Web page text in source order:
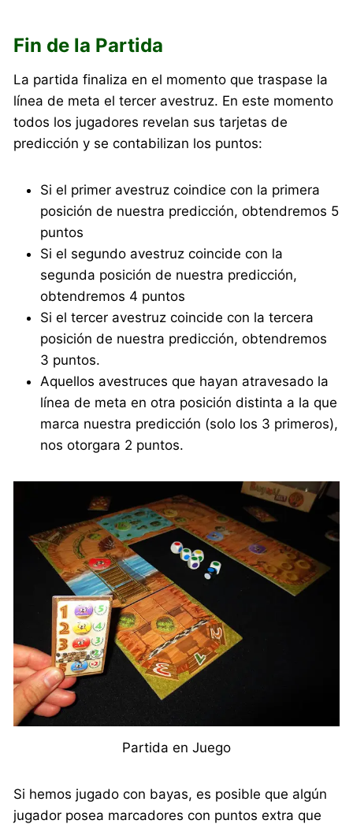
Fin de la Partida
La partida finaliza en el momento que traspase la
línea de meta el tercer avestruz. En este momento
todos los jugadores revelan sus tarjetas de
predicción y se contabilizan los puntos:
Si el primer avestruz coindice con la primera
posición de nuestra predicción, obtendremos 5
puntos
Si el segundo avestruz coincide con la
segunda posición de nuestra predicción,
obtendremos 4 puntos
Si el tercer avestruz coincide con la tercera
posición de nuestra predicción, obtendremos
3 puntos.
Aquellos avestruces que hayan atravesado la
línea de meta en otra posición distinta a la que
marca nuestra predicción (solo los 3 primeros),
nos otorgara 2 puntos.
Partida en Juego
Si hemos jugado con bayas, es posible que algún
jugador posea marcadores con puntos extra que